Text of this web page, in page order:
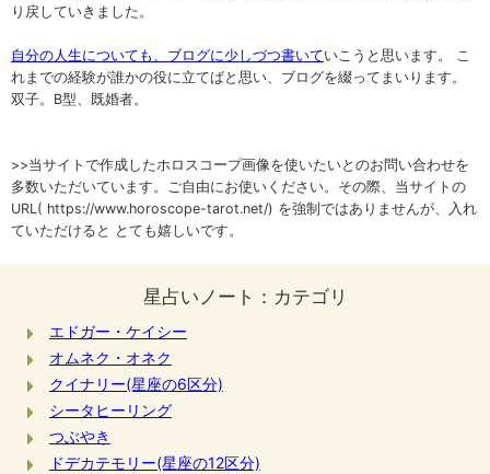
り戻していきました。
自分の人生についても、ブログに少しづつ書いていこうと思います。 こ
れまでの経験が誰かの役に立てばと思い、ブログを綴ってまいります。
双子。B型、既婚者。
>>当サイトで作成したホロスコープ画像を使いたいとのお問い合わせを
多数いただいています。ご自由にお使いください。その際、当サイトの
URL( https://www.horoscope-tarot.net/) を強制ではありませんが、入れ
ていただけると とても嬉しいです。
星占いノート：カテゴリ
エドガー・ケイシー
オムネク・オネク
クイナリー(星座の6区分)
シータヒーリング
つぶやき
ドデカテモリー(星座の12区分)